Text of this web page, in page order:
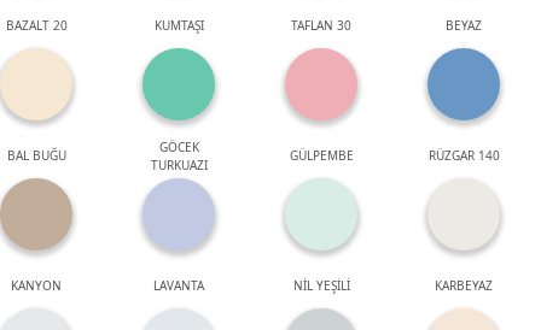
BAZALT 20 KUMTAŞI TAFLAN 30 BEYAZ
BAL BUĞU
GÖCEK
TURKUAZI
GÜLPEMBE RÜZGAR 140
KANYON LAVANTA NİL YEŞİLİ KARBEYAZ